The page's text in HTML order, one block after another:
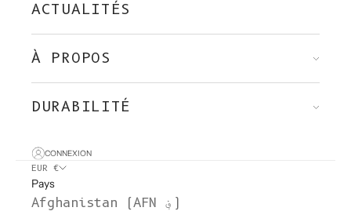
ACTUALITÉS
À PROPOS
DURABILITÉ
CONNEXION
EUR €
Pays
Afghanistan (AFN ؋)